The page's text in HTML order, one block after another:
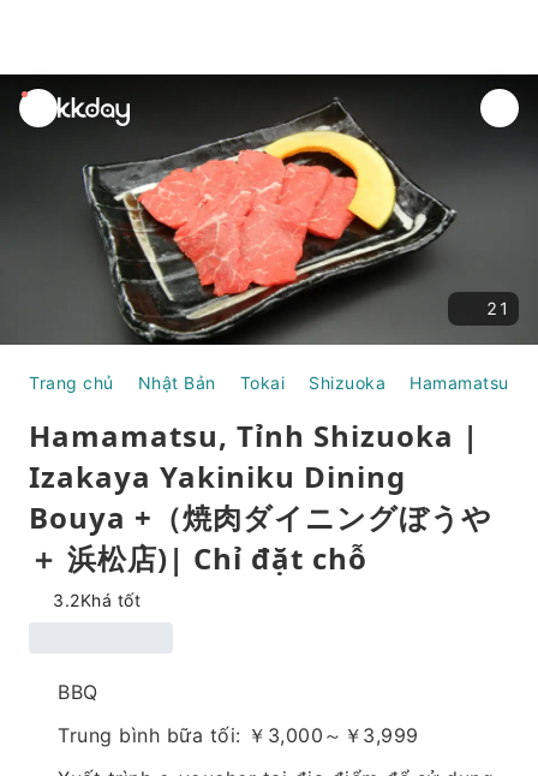
unread
notifications
21
Trang chủ Nhật Bản Tokai Shizuoka Hamamatsu
Hamamatsu, Tỉnh Shizuoka |
Izakaya Yakiniku Dining
Bouya +（焼肉ダイニングぼうや
＋ 浜松店)| Chỉ đặt chỗ
3.2Khá tốt
BBQ
Trung bình bữa tối: ￥3,000～￥3,999